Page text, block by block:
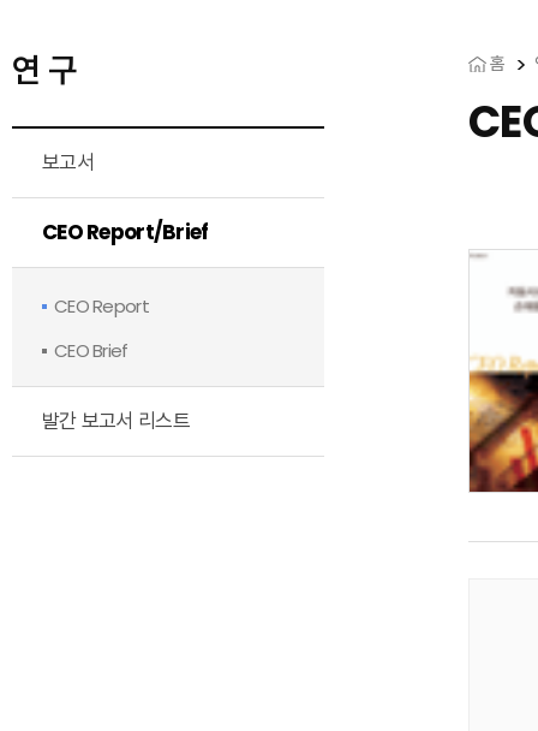
연 구
보고서
CEO Report/Brief
CEO Report
CEO Brief
발간 보고서 리스트
홈